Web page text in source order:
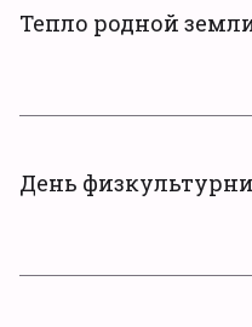
Тепло родной
День